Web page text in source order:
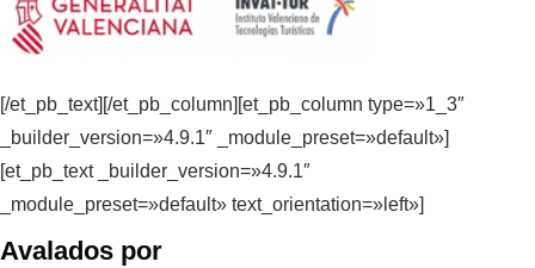
[/et_pb_text][/et_pb_column][et_pb_column type=»1_3″
_builder_version=»4.9.1″ _module_preset=»default»]
[et_pb_text _builder_version=»4.9.1″
_module_preset=»default» text_orientation=»left»]
Avalados por